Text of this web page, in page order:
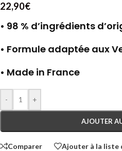
22,90€
• 98 % d’ingrédients
• Formule adaptée aux
• Made in France
- +
AJOUTER
Comparer Ajouter à la liste